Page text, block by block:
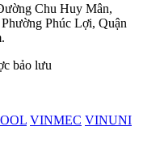
Chu Huy Mân,
Phúc Lợi, Quận
bảo lưu
VINMEC VINUNI